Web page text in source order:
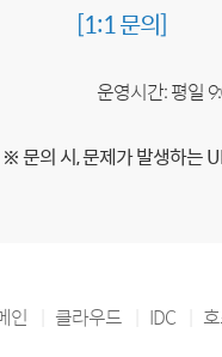
[1:1 문의]
운영시간: 평일
※ 문의 시, 문제가 발생하는
인 클라우드 IDC